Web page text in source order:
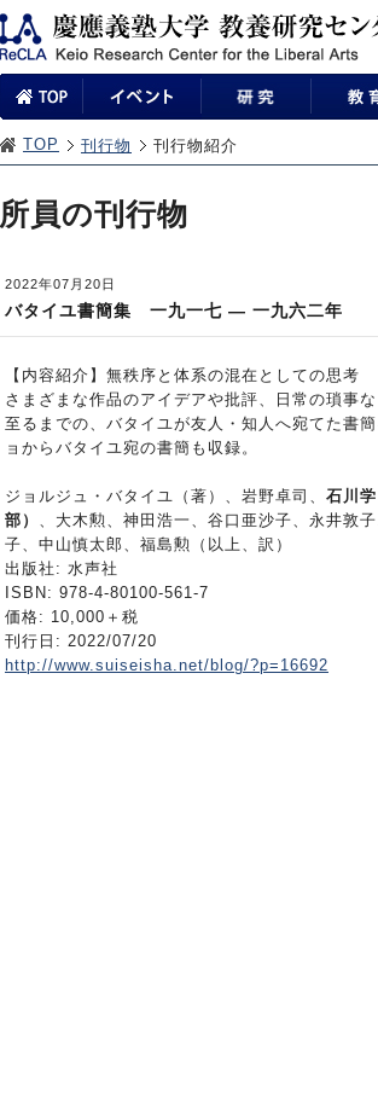
TOP 刊行物 刊行物紹介
所員の刊行物
2022年07月20日
バタイユ書簡集 一九一七 ― 一九六二年
【内容紹介】無秩序と体系の混在としての思考
さまざまな作品のアイデアや批評、日常の瑣事
至るまでの、バタイユが友人・知人へ宛てた書
ョからバタイユ宛の書簡も収録。
ジョルジュ・バタイユ（著）、岩野卓司、 石川
部） 、大木勲、神田浩一、谷口亜沙子、永井敦
子、中山慎太郎、福島勲（以上、訳）
出版社: 水声社
ISBN: 978-4-80100-561-7
価格: 10,000＋税
刊行日: 2022/07/20
http://www.suiseisha.net/blog/?p=16692